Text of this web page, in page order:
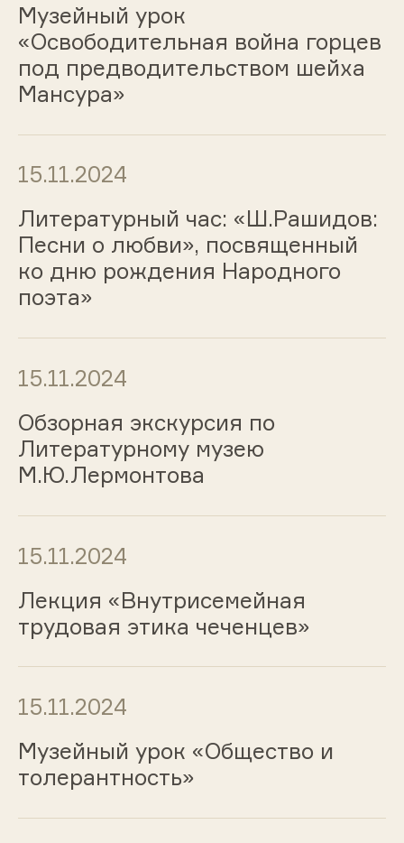
Музейный урок
«Освободительная война горцев
под предводительством шейха
Мансура»
15.11.2024
Литературный час: «Ш.Рашидов:
Песни о любви», посвященный
ко дню рождения Народного
поэта»
15.11.2024
Обзорная экскурсия по
Литературному музею
М.Ю.Лермонтова
15.11.2024
Лекция «Внутрисемейная
трудовая этика чеченцев»
15.11.2024
Музейный урок «Общество и
толерантность»